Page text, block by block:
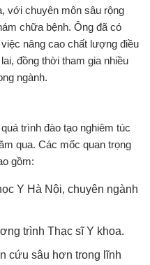
với chuyên môn sâu rộng
chữa bệnh. Ông đã có
nâng cao chất lượng điều
đồng thời tham gia nhiều
ngành.
trình đào tạo nghiêm túc
qua. Các mốc quan trọng
gồm:
Y Hà Nội, chuyên ngành
trình Thạc sĩ Y khoa.
cứu sâu hơn trong lĩnh